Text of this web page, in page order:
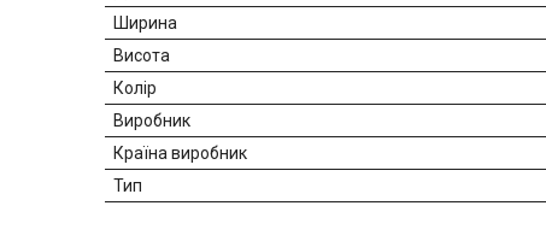
Ширина
Висота
Колір
Виробник
Країна виробник
Тип